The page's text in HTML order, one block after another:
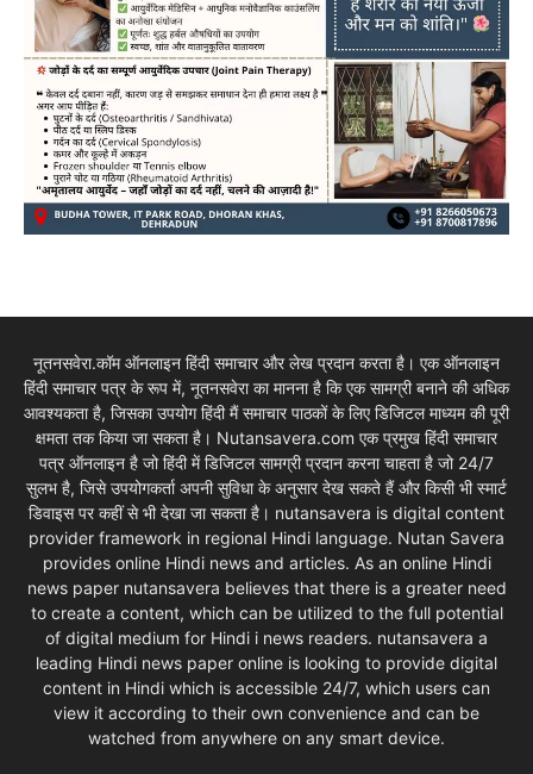
नूतनसवेरा.कॉम ऑनलाइन हिंदी समाचार और लेख प्रदान करता है। एक ऑनलाइन
हिंदी समाचार पत्र के रूप में, नूतनसवेरा का मानना है कि एक सामग्री बनाने की अधिक
आवश्यकता है, जिसका उपयोग हिंदी मैं समाचार पाठकों के लिए डिजिटल माध्यम की पूरी
क्षमता तक किया जा सकता है। Nutansavera.com एक प्रमुख हिंदी समाचार
पत्र ऑनलाइन है जो हिंदी में डिजिटल सामग्री प्रदान करना चाहता है जो 24/7
सुलभ है, जिसे उपयोगकर्ता अपनी सुविधा के अनुसार देख सकते हैं और किसी भी स्मार्ट
डिवाइस पर कहीं से भी देखा जा सकता है। nutansavera is digital content
provider framework in regional Hindi language. Nutan Savera
provides online Hindi news and articles. As an online Hindi
news paper nutansavera believes that there is a greater need
to create a content, which can be utilized to the full potential
of digital medium for Hindi i news readers. nutansavera a
leading Hindi news paper online is looking to provide digital
content in Hindi which is accessible 24/7, which users can
view it according to their own convenience and can be
watched from anywhere on any smart device.